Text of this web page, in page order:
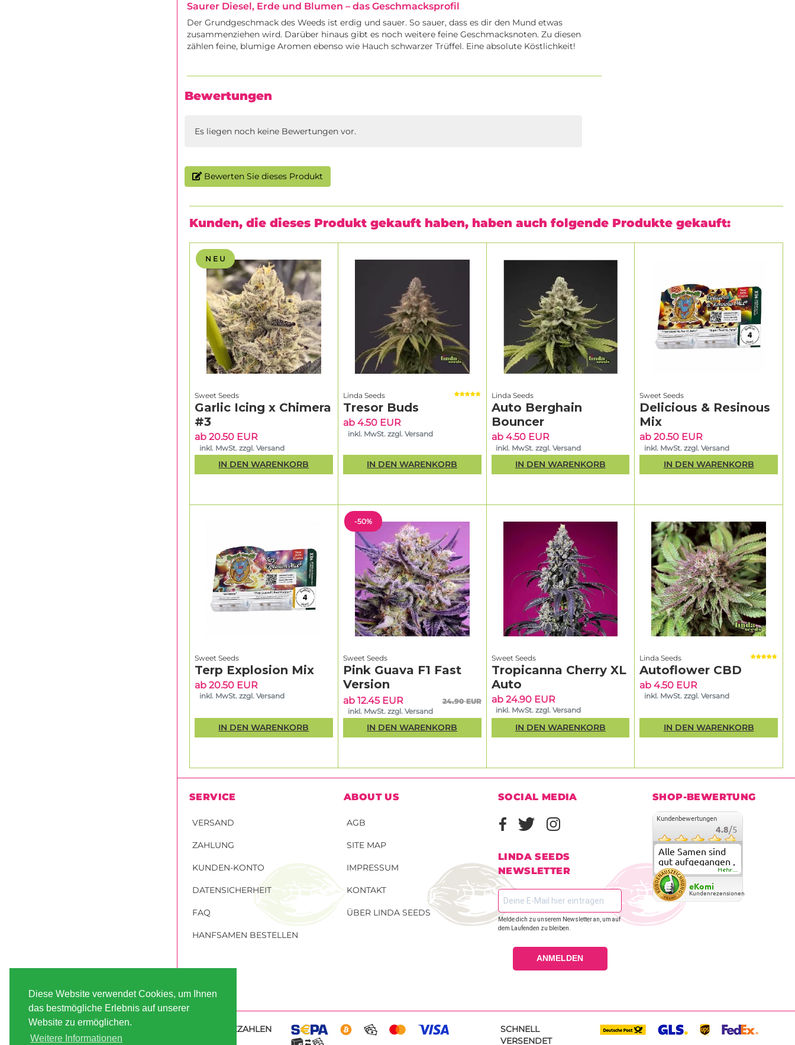
Diese Website verwendet Cookies, um Ihnen
das bestmögliche Erlebnis auf unserer
Website zu ermöglichen.
Weitere Informationen
Saurer Diesel, Erde und Blumen – das Geschmacksprofil
Der Grundgeschmack des Weeds ist erdig und sauer. So sauer, dass es dir den Mund etwas
zusammenziehen wird. Darüber hinaus gibt es noch weitere feine Geschmacksnoten. Zu diesen
zählen feine, blumige Aromen ebenso wie Hauch schwarzer Trüffel. Eine absolute Köstlichkeit!
Bewertungen
Es liegen noch keine Bewertungen vor.
Bewerten Sie dieses Produkt
Kunden, die dieses Produkt gekauft haben, haben auch folgende Produkte gekauft:
N E U
Sweet Seeds
Garlic Icing x Chimera
#3
ab 20.50 EUR
inkl. MwSt. zzgl. Versand
IN DEN WARENKORB
Linda Seeds
Tresor Buds
ab 4.50 EUR
inkl. MwSt. zzgl. Versand
IN DEN WARENKORB
Linda Seeds
Auto Berghain
Bouncer
ab 4.50 EUR
inkl. MwSt. zzgl. Versand
IN DEN WARENKORB
Sweet Seeds
Delicious & Resinous
Mix
ab 20.50 EUR
inkl. MwSt. zzgl. Versand
IN DEN WARENKORB
Sweet Seeds
Terp Explosion Mix
ab 20.50 EUR
inkl. MwSt. zzgl. Versand
IN DEN WARENKORB
-50%
Sweet Seeds
Pink Guava F1 Fast
Version
ab 12.45 EUR
24.90 EUR
inkl. MwSt. zzgl. Versand
IN DEN WARENKORB
Sweet Seeds
Tropicanna Cherry XL
Auto
ab 24.90 EUR
inkl. MwSt. zzgl. Versand
IN DEN WARENKORB
Linda Seeds
Autoflower CBD
ab 4.50 EUR
inkl. MwSt. zzgl. Versand
IN DEN WARENKORB
SERVICE
VERSAND
ZAHLUNG
KUNDEN-KONTO
DATENSICHERHEIT
FAQ
HANFSAMEN BESTELLEN
ABOUT US
AGB
SITE MAP
IMPRESSUM
KONTAKT
ÜBER LINDA SEEDS
SOCIAL MEDIA
LINDA SEEDS
NEWSLETTER
Melde dich zu unserem Newsletter an, um auf
dem Laufenden zu bleiben.
ANMELDEN
SHOP-BEWERTUNG
Kundenbewertungen
4.8/5
Alle Samen sind
gut aufgegangen ,
meine ersten
grow versuche
sind alle geglückt.
Die Sorten und
Anbieter Vielfalt
überzeugen sehr .
Mehr...
eKomi
Kundenrezensionen
SICHER BEZAHLEN
SCHNELL
VERSENDET